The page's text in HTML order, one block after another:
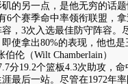
另一点，是他无穷的话题
6个赛季命中率领衔联盟，
，3次入选最佳防守阵容
使拿出80%的表现，他也是
（Wilt Chamberlain）
19.2个篮板4.3次助攻，命
后一站。尽管在1972年率